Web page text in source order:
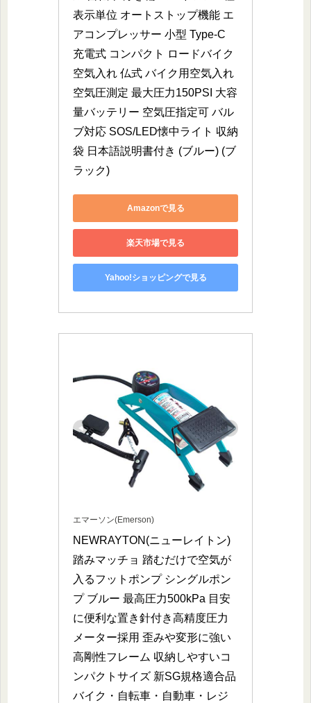
表示単位 オートストップ機能 エ
アコンプレッサー 小型 Type-C
充電式 コンパクト ロードバイク
空気入れ 仏式 バイク用空気入れ
空気圧測定 最大圧力150PSI 大容
量バッテリー 空気圧指定可 バル
ブ対応 SOS/LED懐中ライト 収納
袋 日本語説明書付き (ブルー) (ブ
ラック)
Amazonで見る
楽天市場で見る
Yahoo!ショッピングで見る
エマーソン(Emerson)
NEWRAYTON(ニューレイトン)
踏みマッチョ 踏むだけで空気が
入るフットポンプ シングルポン
プ ブルー 最高圧力500kPa 目安
に便利な置き針付き高精度圧力
メーター採用 歪みや変形に強い
高剛性フレーム 収納しやすいコ
ンパクトサイズ 新SG規格適合品
バイク・自転車・自動車・レジ